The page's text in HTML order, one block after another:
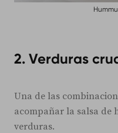
2. Verduras
Una de las
acompañar la salsa de
verduras.